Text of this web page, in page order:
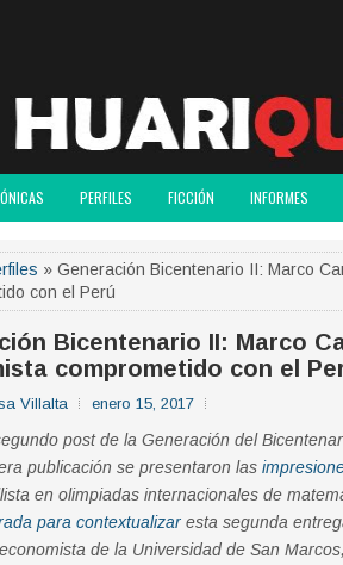
PERFILES FICCIÓN INFORMES
» Generación Bicentenario II: Marco
con el Perú
Bicentenario II: Marco
comprometido con el
Villalta enero 15, 2017
post de la Generación del
publicación se presentaron las
en olimpiadas internacionales de
para contextualizaresta segunda
de la Universidad de San